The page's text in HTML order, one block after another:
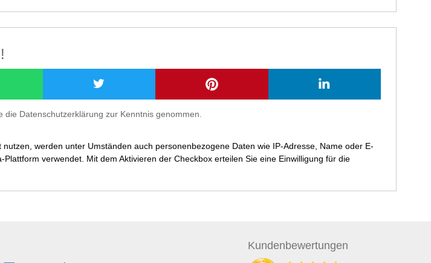
die Datenschutzerklärung zur Kenntnis genommen.
werden unter Umständen auch personenbezogene Daten wie IP-Adresse, Name oder E-
verwendet. Mit dem Aktivieren der Checkbox erteilen Sie eine Einwilligung für die
Kundenbewertungen